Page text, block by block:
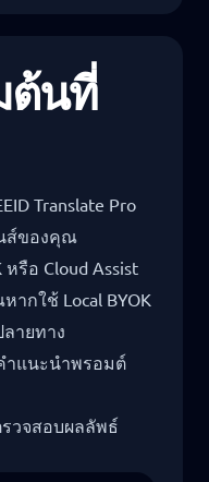
ต้นที่
Translate Pro
ส์ของคุณ
หรือ Cloud Assist
ากใช้ Local BYOK
ายทาง
ำแนะนำพรอมต์
วจสอบผลลัพธ์